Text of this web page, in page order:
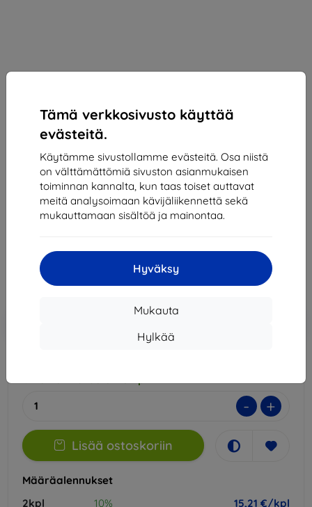
Tämä verkkosivusto käyttää
evästeitä.
Käytämme sivustollamme evästeitä. Osa niistä
on välttämättömiä sivuston asianmukaisen
toiminnan kannalta, kun taas toiset auttavat
meitä analysoimaan kävijäliikennettä sekä
mukauttamaan sisältöä ja mainontaa.
Hyväksy
Mukauta
Hylkää
3mk Silky Matt Privacy Protective film for Doogee
V40 Pro
Doogee V40 Pro
15,21 €
Hinta ilman ALV:tä
Alennus kupongilla
- +
Lisää ostoskoriin
Määräalennukset
2kpl
10% 15,21 €/kpl